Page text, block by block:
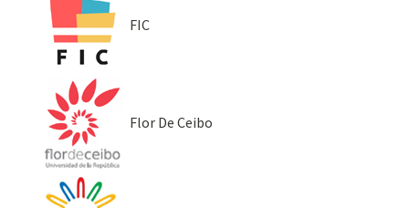
FIC
Flor De Ceibo